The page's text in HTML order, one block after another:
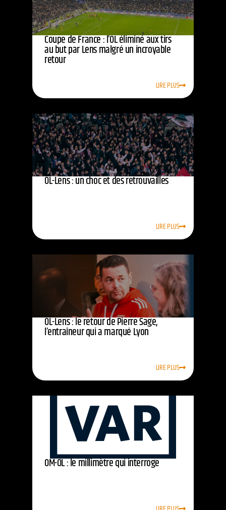
Coupe de France : l’OL éliminé aux tirs
au but par Lens malgré un incroyable
retour
LIRE PLUS
OL-Lens : un choc et des retrouvailles
LIRE PLUS
OL-Lens : le retour de Pierre Sage,
l’entraîneur qui a marqué Lyon
LIRE PLUS
OM-OL : le millimètre qui interroge